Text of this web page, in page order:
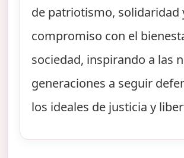
de patriotismo, solidaridad
compromiso con el
sociedad, inspirando a las
generaciones a seguir
los ideales de justicia y